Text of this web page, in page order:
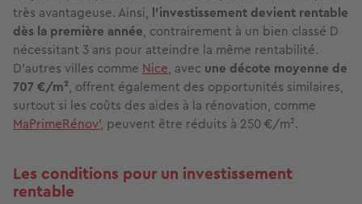
très avantageuse. Ainsi, l’investissement devient rentable
dès la première année, contrairement à un bien classé D
nécessitant 3 ans pour atteindre la même rentabilité.
D’autres villes comme Nice, avec une décote moyenne de
707 €/m², offrent également des opportunités similaires,
surtout si les coûts des aides à la rénovation, comme
MaPrimeRénov’, peuvent être réduits à 250 €/m².
Les conditions pour un investissement
rentable